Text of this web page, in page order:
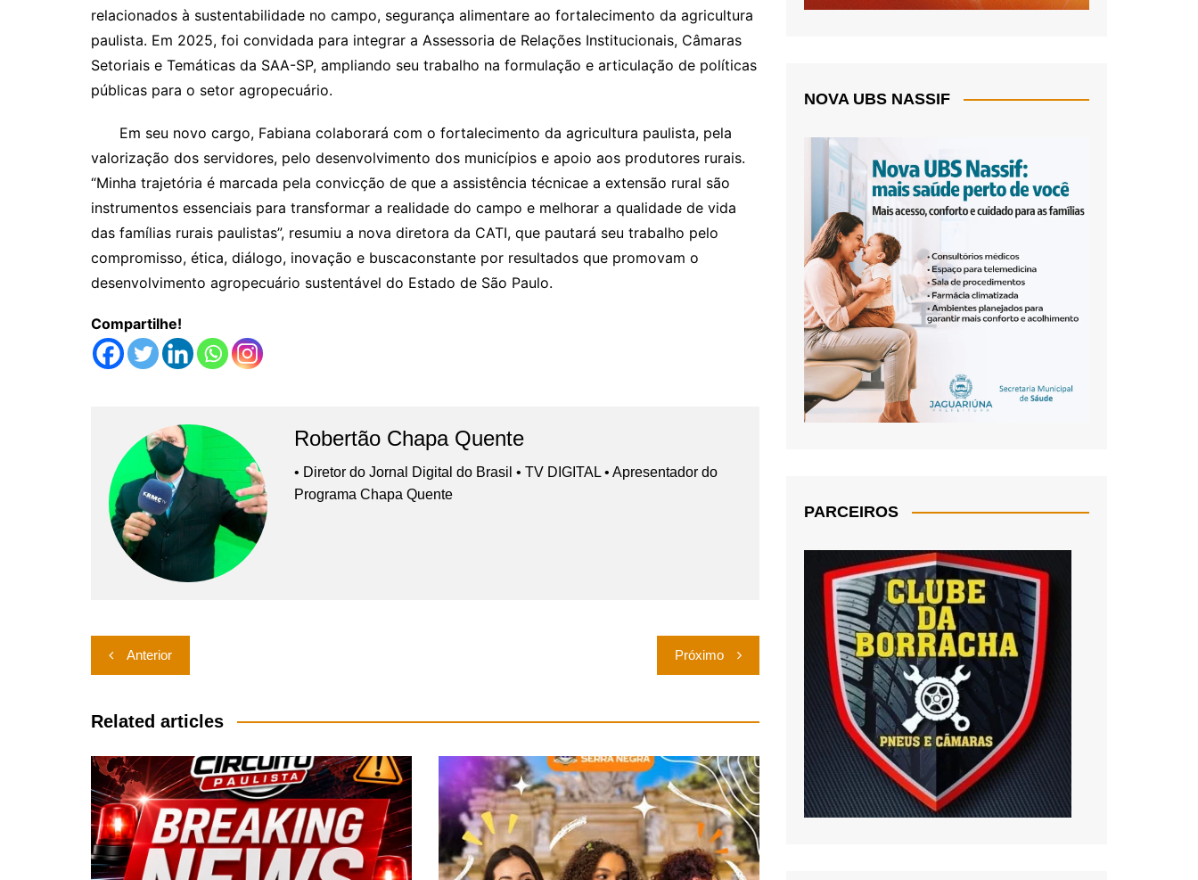
relacionados à sustentabilidade no campo, segurança alimentare ao fortalecimento da agricultura
paulista. Em 2025, foi convidada para integrar a Assessoria de Relações Institucionais, Câmaras
Setoriais e Temáticas da SAA-SP, ampliando seu trabalho na formulação e articulação de políticas
públicas para o setor agropecuário.
Em seu novo cargo, Fabiana colaborará com o fortalecimento da agricultura paulista, pela
valorização dos servidores, pelo desenvolvimento dos municípios e apoio aos produtores rurais.
“Minha trajetória é marcada pela convicção de que a assistência técnicae a extensão rural são
instrumentos essenciais para transformar a realidade do campo e melhorar a qualidade de vida
das famílias rurais paulistas”, resumiu a nova diretora da CATI, que pautará seu trabalho pelo
compromisso, ética, diálogo, inovação e buscaconstante por resultados que promovam o
desenvolvimento agropecuário sustentável do Estado de São Paulo.
Compartilhe!
Robertão Chapa Quente
• Diretor do Jornal Digital do Brasil • TV DIGITAL • Apresentador do
Programa Chapa Quente
Navegação
de
Post
Anterior Próximo
Related articles
NOVA UBS NASSIF
PARCEIROS